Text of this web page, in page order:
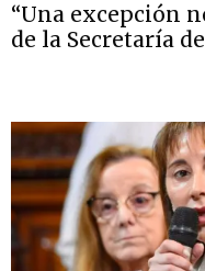
“Una excepción
de la Secretaría